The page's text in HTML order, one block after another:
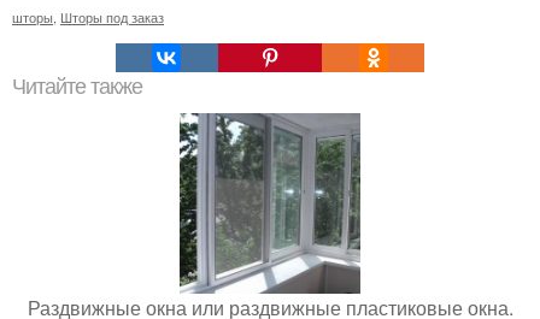
шторы, Шторы под заказ
Читайте также
Раздвижные окна или раздвижные пластиковые окна.